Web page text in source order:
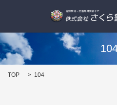
TOP 104